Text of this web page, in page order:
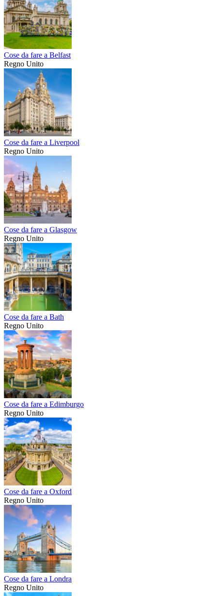
Cose da fare a Belfast
Regno Unito
Cose da fare a Liverpool
Regno Unito
Cose da fare a Glasgow
Regno Unito
Cose da fare a Bath
Regno Unito
Cose da fare a Edimburgo
Regno Unito
Cose da fare a Oxford
Regno Unito
Cose da fare a Londra
Regno Unito